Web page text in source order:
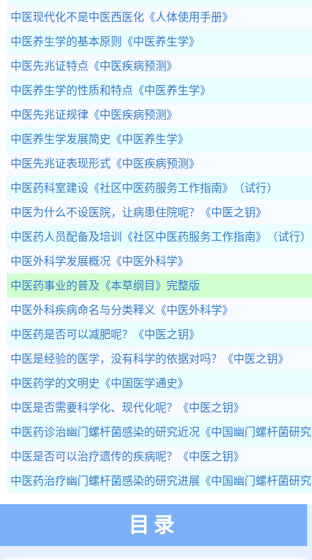
中医现代化不是中医西医化 《人体使用手册》
中医养生学的基本原则 《中医养生学》
中医先兆证特点 《中医疾病预测》
中医养生学的性质和特点 《中医养生学》
中医先兆证规律 《中医疾病预测》
中医养生学发展简史 《中医养生学》
中医先兆证表现形式 《中医疾病预测》
中医药科室建设 《社区中医药服务工作指南》（试行）
中医为什么不设医院，让病患住院呢？ 《中医之钥》
中医药人员配备及培训 《社区中医药服务工作指南》（试行）
中医外科学发展概况 《中医外科学》
中医药事业的普及 《本草纲目》完整版
中医外科疾病命名与分类释义 《中医外科学》
中医药是否可以减肥呢？ 《中医之钥》
中医是经验的医学，没有科学的依据对吗？ 《中医之钥》
中医药学的文明史 《中国医学通史》
中医是否需要科学化、现代化呢？ 《中医之钥》
中医药诊治幽门螺杆菌感染的研究近况 《中国幽门螺杆菌研
中医是否可以治疗遗传的疾病呢？ 《中医之钥》
中医药治疗幽门螺杆菌感染的研究进展 《中国幽门螺杆菌研
目录